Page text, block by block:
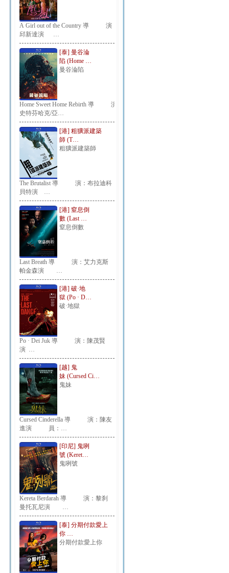
A Girl out of the Country 導 演：
邱新達演 …
[泰] 曼谷淪
陷 (Home …
曼谷淪陷
Home Sweet Home Rebirth 導 演：
史特芬哈克/亞…
[港] 粗獷派建築
師 (T…
粗獷派建築師
The Brutalist 導 演：布拉迪科
貝特演 …
[港] 窒息倒
數 (Last …
窒息倒數
Last Breath 導 演：艾力克斯
帕金森演 …
[港] 破·地
獄 (Po · D…
破·地獄
Po · Dei Juk 導 演：陳茂賢
演 …
[越] 鬼
妹 (Cursed Ci…
鬼妹
Cursed Cinderella 導 演：陳友
進演 員：…
[印尼] 鬼咧
號 (Keret…
鬼咧號
Kereta Berdarah 導 演：黎刹
曼托瓦尼演 …
[泰] 分期付款愛上
你 …
分期付款愛上你